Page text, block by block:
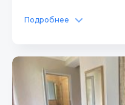
Подробнее